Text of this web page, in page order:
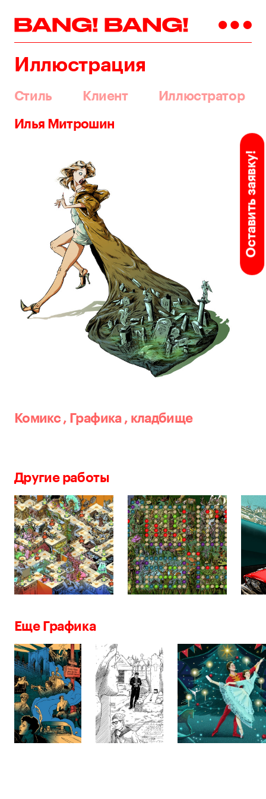
Иллюстрация
Стиль Клиент Иллюстратор
Оставить заявку!
Илья Митрошин
Комикс, Графика , кладбище
Другие работы
Еще Графика